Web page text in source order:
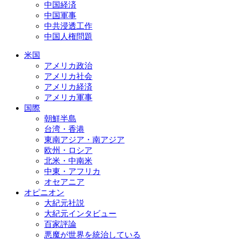
中国経済
中国軍事
中共浸透工作
中国人権問題
米国
アメリカ政治
アメリカ社会
アメリカ経済
アメリカ軍事
国際
朝鮮半島
台湾・香港
東南アジア・南アジア
欧州・ロシア
北米・中南米
中東・アフリカ
オセアニア
オピニオン
大紀元社説
大紀元インタビュー
百家評論
悪魔が世界を統治している